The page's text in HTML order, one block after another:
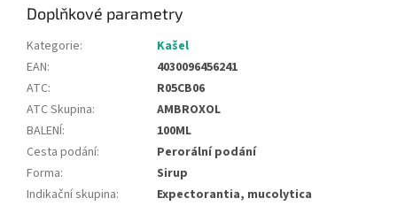
Doplňkové parametry
Kategorie:
Kašel
EAN:
4030096456241
ATC:
R05CB06
ATC Skupina:
AMBROXOL
BALENÍ:
100ML
Cesta podání:
Perorální podání
Forma:
Sirup
Indikační skupina:
Expectorantia, mucolytica